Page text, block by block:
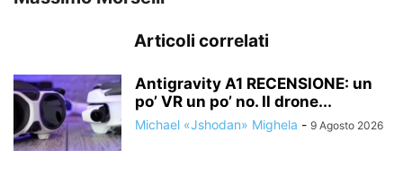
Articoli correlati
Antigravity A1 RECENSIONE: un
po’ VR un po’ no. Il drone...
Michael «Jshodan» Mighela - 9 Agosto 2026